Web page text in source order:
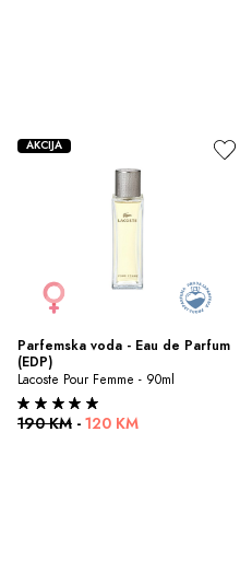
Parfemska voda - Eau de Parfum
(EDP)
Lacoste Pour Femme - 90ml
190 KM - 120 KM
AKCIJA